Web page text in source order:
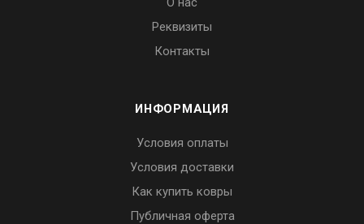
Реквизиты
Контакты
ИНФОРМАЦИЯ
Условия оплаты
Условия доставки
Как купить ковры
Публичная оферта